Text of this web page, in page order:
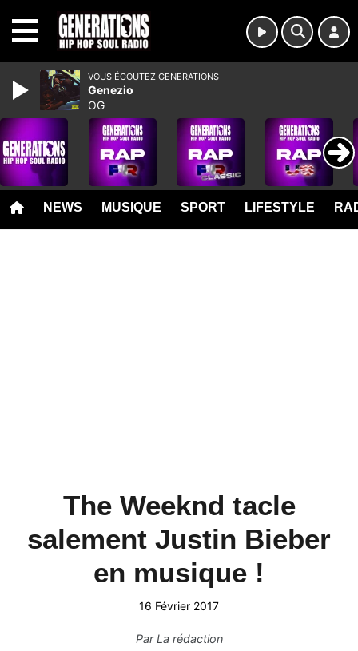
NEWS MUSIQUE SPORT LIFESTYLE
The Weeknd tacle
salement Justin Bieber
en musique !
16 Février 2017
ParLa rédaction
VOUS ÉCOUTEZ GENERATIONS
Genezio
OG